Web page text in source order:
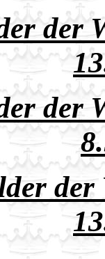
der
der
der